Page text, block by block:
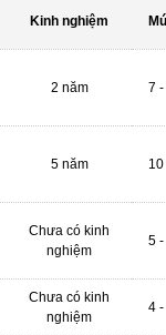
Kinh nghiệm
2 năm 7
5 năm
Chưa có kinh
nghiệm
5
Chưa có kinh
nghiệm
4